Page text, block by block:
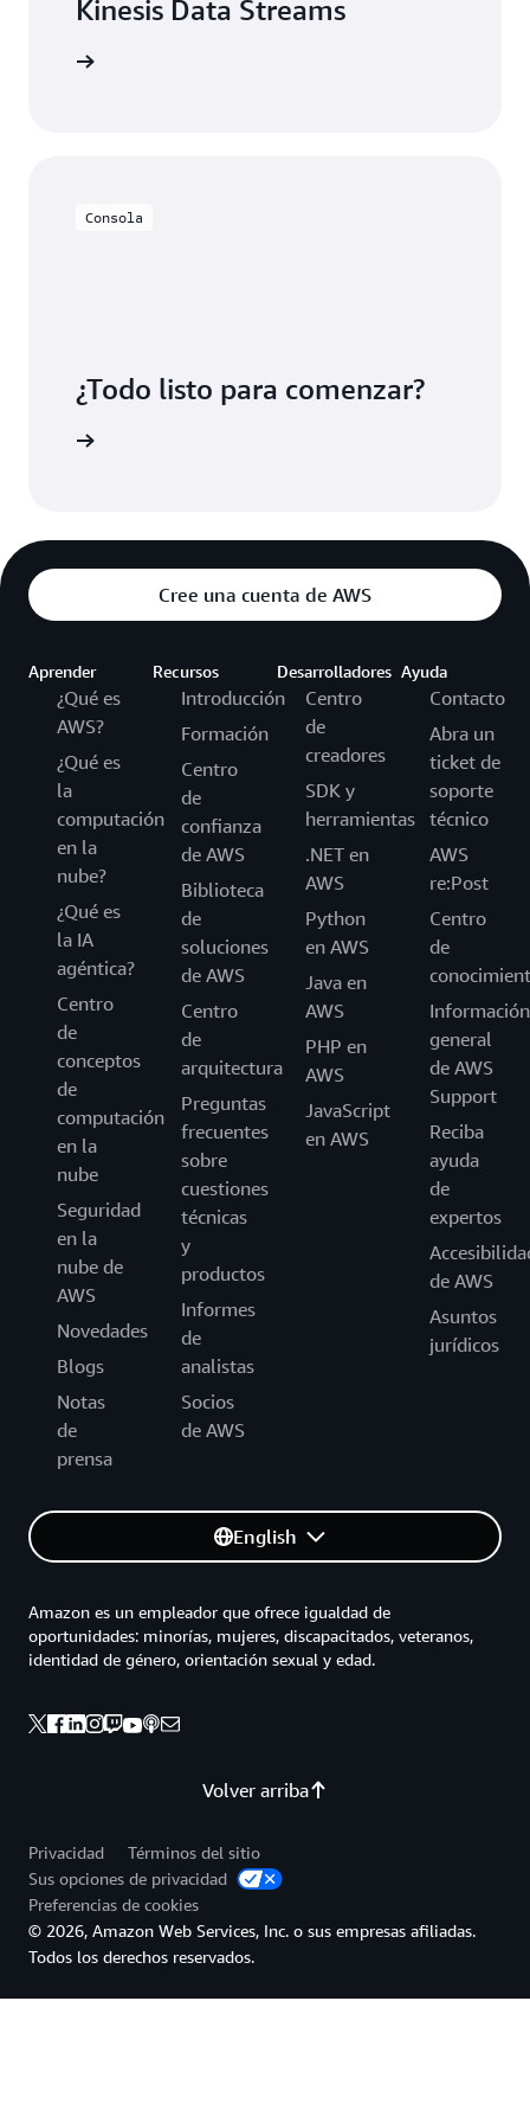
Kinesis Data Streams
Consola
¿Todo listo para comenzar?
Cree una cuenta de AWS
Aprender
¿Qué es
AWS?
¿Qué es
la
computación
en la
nube?
¿Qué es
la IA
agéntica?
Centro
de
conceptos
de
computación
en la
nube
Seguridad
en la
nube de
AWS
Novedades
Blogs
Notas
de
prensa
Recursos
Introducción
Formación
Centro
de
confianza
de AWS
Biblioteca
de
soluciones
de AWS
Centro
de
arquitectura
Preguntas
frecuentes
sobre
cuestiones
técnicas
y
productos
Informes
de
analistas
Socios
de AWS
Desarrolladores
Centro
de
creadores
SDK y
herramientas
.NET en
AWS
Python
en AWS
Java en
AWS
PHP en
AWS
JavaScript
en AWS
Ayuda
Contacto
Abra un
ticket de
soporte
técnico
AWS
re:Post
Centro
de
Información
general
de AWS
Support
Reciba
ayuda
de
expertos
de AWS
Asuntos
jurídicos
English
Volver arriba
Amazon es un empleador que ofrece igualdad de
oportunidades: minorías, mujeres, discapacitados, veteranos,
identidad de género, orientación sexual y edad.
Privacidad
Términos del sitio
Sus opciones de privacidad
Preferencias de cookies
© 2026, Amazon Web Services, Inc. o sus empresas afiliadas.
Todos los derechos reservados.